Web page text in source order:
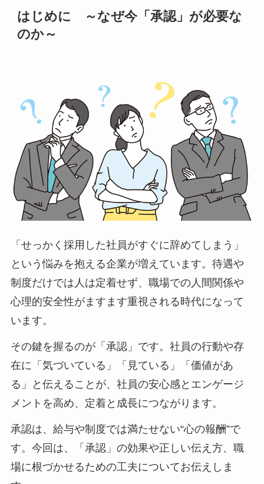
はじめに ～なぜ今「承認」が必要な
のか～
「せっかく採用した社員がすぐに辞めてしまう」
という悩みを抱える企業が増えています。待遇や
制度だけでは人は定着せず、職場での人間関係や
心理的安全性がますます重視される時代になって
います。
その鍵を握るのが「承認」です。社員の行動や存
在に「気づいている」「見ている」「価値があ
る」と伝えることが、社員の安心感とエンゲージ
メントを高め、定着と成長につながります。
承認は、給与や制度では満たせない“心の報酬”で
す。今回は、「承認」の効果や正しい伝え方、職
場に根づかせるための工夫についてお伝えしま